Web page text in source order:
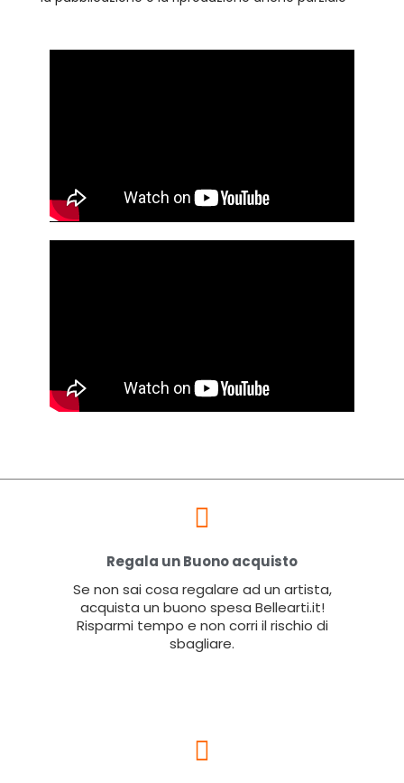
Regala un Buono acquisto
Se non sai cosa regalare ad un artista,
acquista un buono spesa Bellearti.it!
Risparmi tempo e non corri il rischio di
sbagliare.